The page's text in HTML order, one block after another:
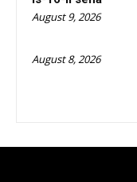
August 9, 2026
August 8, 2026